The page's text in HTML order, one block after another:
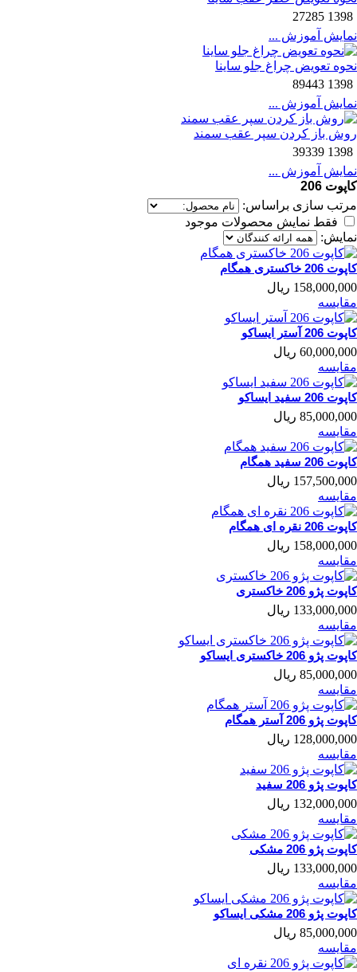
1398
27285
نمایش آموزش ...
نحوه تعویض چراغ جلو ساینا
1398
89443
نمایش آموزش ...
روش باز کردن سپر عقب سمند
1398
39339
نمایش آموزش ...
کاپوت 206
مرتب سازی براساس:
فقط نمایش محصولات موجود
نمایش:
کاپوت 206 خاکستری همگام
158,000,000 ریال
مقایسه
کاپوت 206 آستر ایساکو
60,000,000 ریال
مقایسه
کاپوت 206 سفید ایساکو
85,000,000 ریال
مقایسه
کاپوت 206 سفید همگام
157,500,000 ریال
مقایسه
کاپوت 206 نقره ای همگام
158,000,000 ریال
مقایسه
کاپوت پژو 206 خاکستری
133,000,000 ریال
مقایسه
کاپوت پژو 206 خاکستری ایساکو
85,000,000 ریال
مقایسه
کاپوت پژو 206 آستر همگام
128,000,000 ریال
مقایسه
کاپوت پژو 206 سفید
132,000,000 ریال
مقایسه
کاپوت پژو 206 مشکی
133,000,000 ریال
مقایسه
کاپوت پژو 206 مشکی ایساکو
85,000,000 ریال
مقایسه